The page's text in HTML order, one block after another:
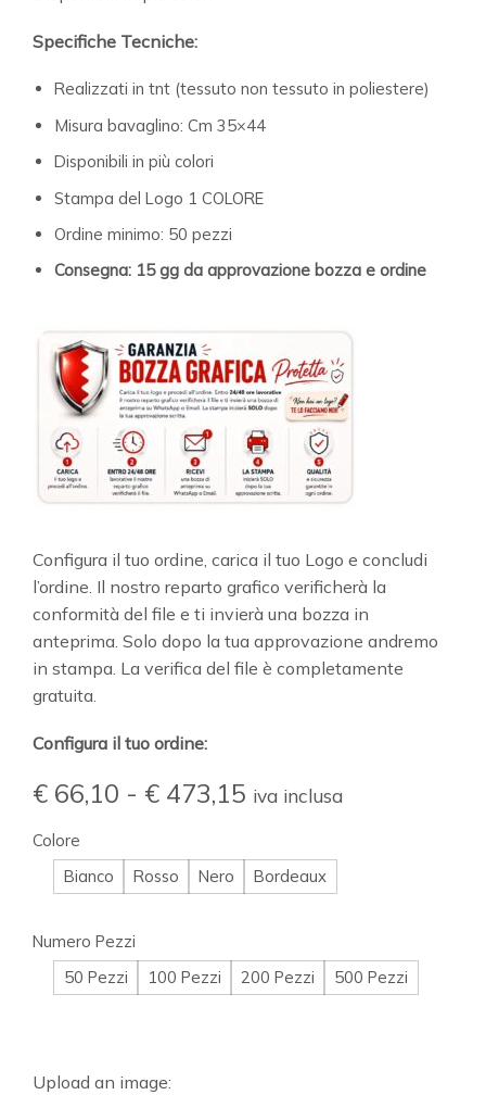
Specifiche Tecniche:
Realizzati in tnt (tessuto non tessuto in poliestere)
Misura bavaglino: Cm 35×44
Disponibili in più colori
Stampa del Logo 1 COLORE
Ordine minimo: 50 pezzi
Consegna: 15 gg da approvazione bozza e ordine
Configura il tuo ordine, carica il tuo Logo e concludi
l’ordine. Il nostro reparto grafico verificherà la
conformità del file e ti invierà una bozza in
anteprima. Solo dopo la tua approvazione andremo
in stampa. La verifica del file è completamente
gratuita.
Configura il tuo ordine:
€ 66,10 - € 473,15 iva inclusa
Colore
Bianco
Rosso Nero Bordeaux
Numero Pezzi
50 Pezzi
100 Pezzi 200 Pezzi 500 Pezzi
Upload an image: